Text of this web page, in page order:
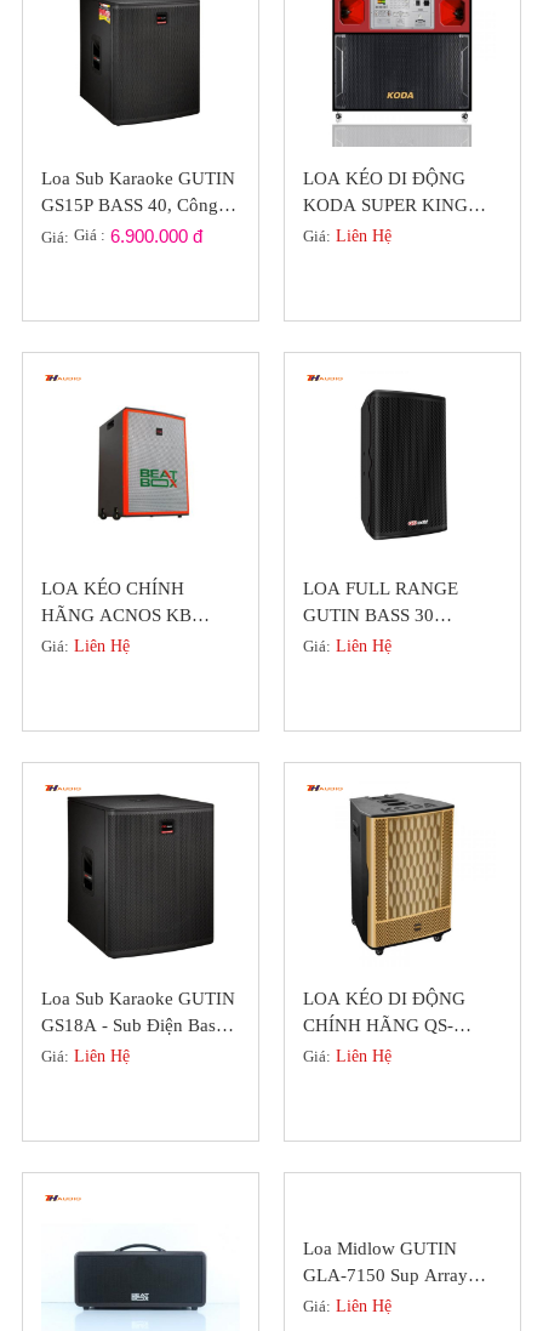
Loa Sub Karaoke GUTIN
GS15P BASS 40, Công
Suất 900W Chính Hãng
Giá: Giá : 6.900.000 đ
LOA KÉO DI ĐỘNG
KODA SUPER KING
8826 VIP (2 BASS 40
Giá: Liên Hệ
LOA KÉO CHÍNH
HÃNG ACNOS KB
BEATBOX KB41 (
Giá: Liên Hệ
LOA FULL RANGE
GUTIN BASS 30
GDL3512 MỚI NHẤT
Giá: Liên Hệ
Loa Sub Karaoke GUTIN
GS18A - Sub Điện Bass
50 Chính Hãng Đức
Giá: Liên Hệ
LOA KÉO DI ĐỘNG
CHÍNH HÃNG QS-
SERIES MỚI NHẤT 2022
Giá: Liên Hệ
Loa Midlow GUTIN
GLA-7150 Sup Array
Chuyên Nghiệp Bass 40
Giá: Liên Hệ